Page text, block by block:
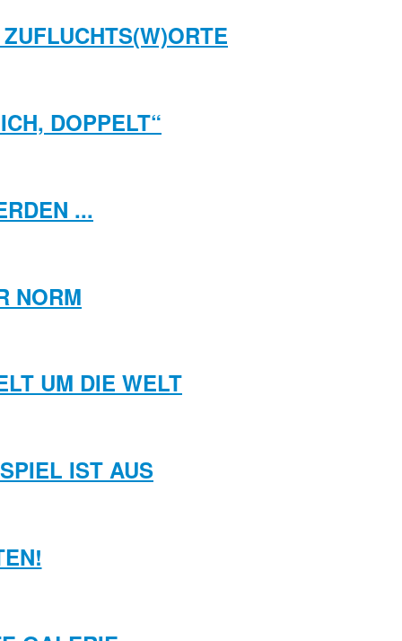
DOPPELT“
...
NORM
UM DIE WELT
IST AUS